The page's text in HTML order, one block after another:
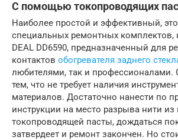
С помощью токопроводящих
Наиболее простой и эффективный,
специальных ремонтных комплектов,
DEAL DD6590, предназначенный для
контактов обогревателя заднего
любителями, так и профессионалами.
тем, что не требует наличия
материалов. Достаточно нанести по
инструкции на место разрыва нити
токопроводящей пасты, дождаться
затвердеет и ремонт закончен. Но